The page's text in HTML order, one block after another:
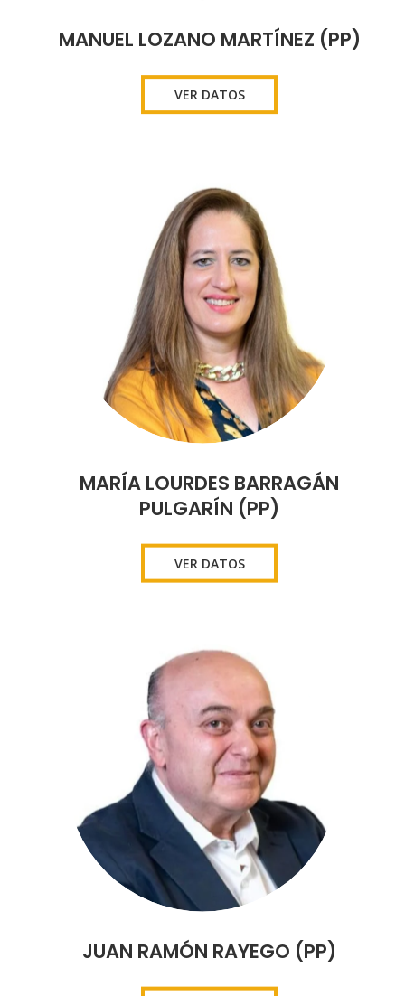
MANUEL LOZANO MARTÍNEZ (PP)
VER DATOS
MARÍA LOURDES BARRAGÁN
PULGARÍN (PP)
VER DATOS
JUAN RAMÓN RAYEGO (PP)